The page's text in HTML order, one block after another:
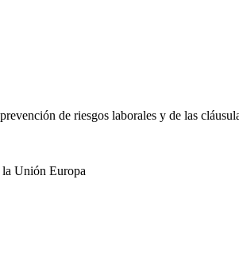
de riesgos laborales y de las
Unión Europa